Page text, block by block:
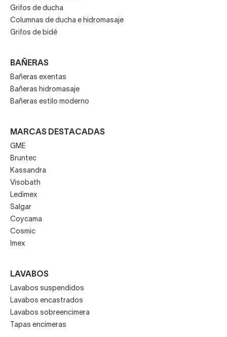
Grifos de ducha
Columnas de ducha e hidromasaje
Grifos de bidé
BAÑERAS
Bañeras exentas
Bañeras hidromasaje
Bañeras estilo moderno
MARCAS DESTACADAS
GME
Bruntec
Kassandra
Visobath
Ledimex
Salgar
Coycama
Cosmic
Imex
LAVABOS
Lavabos suspendidos
Lavabos encastrados
Lavabos sobreencimera
Tapas encimeras